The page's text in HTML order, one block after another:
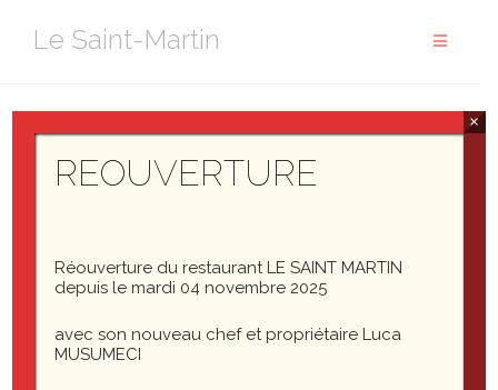
Le Saint-Martin
IMG_3665
IMG_3665
REOUVERTURE
Réouverture du restaurant LE SAINT MARTIN
depuis le mardi 04 novembre 2025
avec son nouveau chef et propriétaire Luca
MUSUMECI
×